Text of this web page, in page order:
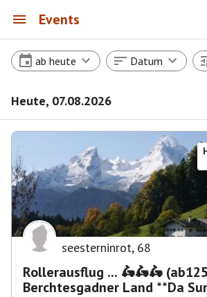
Events
ab heute Datum
Heute, 07.08.2026
seesterninrot, 68
Rollerausflug ... 🛵🛵🛵 (ab125ccm) ins
Berchtesgadner Land **Da